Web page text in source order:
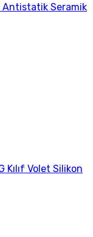
Antistatik Seramik
Kılıf Volet Silikon